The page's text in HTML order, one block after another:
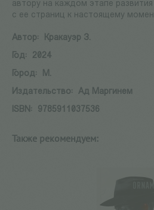
автору на каждом этапе
с ее страниц к настоящему
Автор:
Кракауэр З.
Год:
2024
Город:
М.
Издательство:
Ад Маргинем
ISBN:
9785911037536
Также рекомендуем: